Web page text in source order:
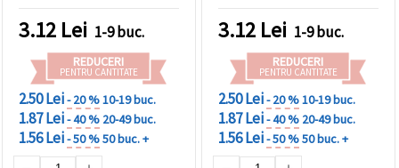
Аcceptati
toate!
Setări
3.12 Lei 1-9 buc.
REDUCERI
PENTRU CANTITATE
2.50 Lei- 20 %10-19 buc.
1.87 Lei- 40 % 20-49 buc.
1.56 Lei- 50 %50 buc. +
3.12 Lei 1-9 buc.
REDUCERI
PENTRU CANTITATE
2.50 Lei- 20 %10-19 buc.
1.87 Lei- 40 % 20-49 buc.
1.56 Lei- 50 %50 buc. +